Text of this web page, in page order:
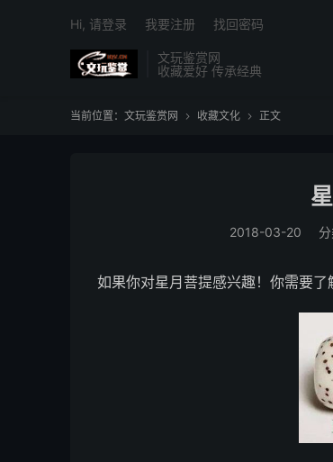
文玩鉴赏网
收藏爱好 传承经典
Hi, 请登录 我要注册 找回密码
当前位置： 文玩鉴赏网  收藏文化  正文
2018-03-20 分
如果你对星月菩提感兴趣！你需要